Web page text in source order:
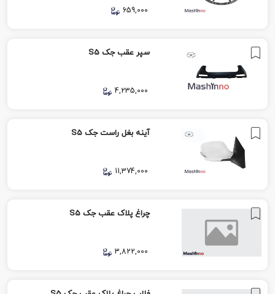
659,000
سپر عقب جک S5
4,235,000
آینه بغل راست جک S5
11,374,000
چراغ پلاک عقب جک S5
3,822,000